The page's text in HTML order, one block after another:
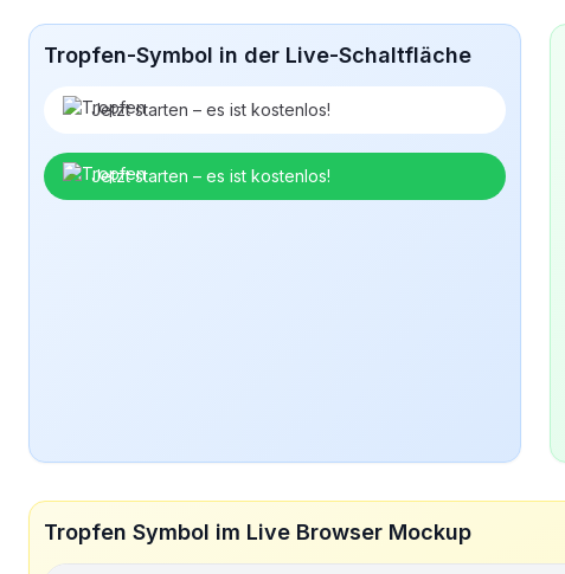
Tropfen-Symbol in der Live-Schaltfläche
Jetzt starten – es ist kostenlos!
Jetzt starten – es ist kostenlos!
Tropfen Symbol im Live Browser Mockup